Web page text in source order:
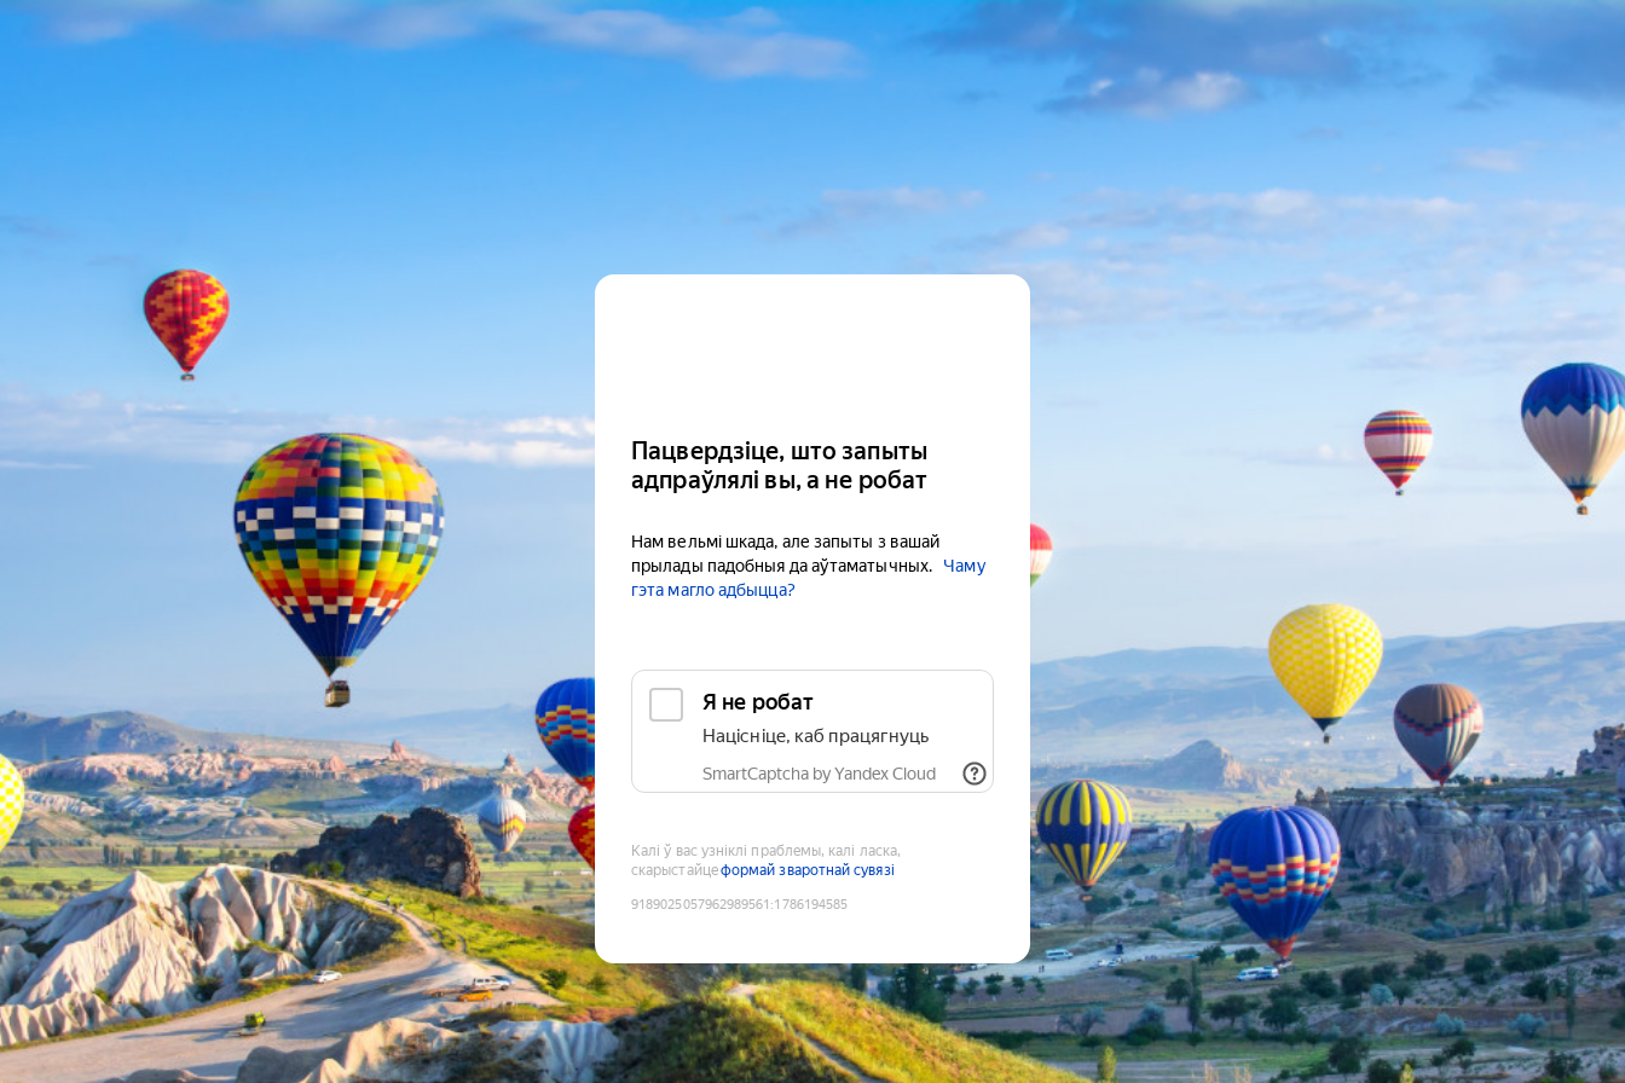
Пацвердзіце, што запыты
адпраўлялі вы, а не робат
Нам вельмі шкада, але запыты з вашай
прылады падобныя да аўтаматычных.
Чаму
гэта магло адбыцца?
Я не робат
Націсніце, каб працягнуць
SmartCaptcha by Yandex Cloud
Калі ў вас узніклі праблемы, калі ласка,
скарыстайцеформай зваротнай сувязі
9189025057962989561 :1786194585